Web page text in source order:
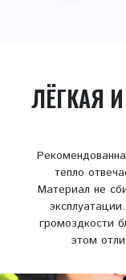
ЛЁГКАЯ
тепло
Материал не
громоздкости
этом